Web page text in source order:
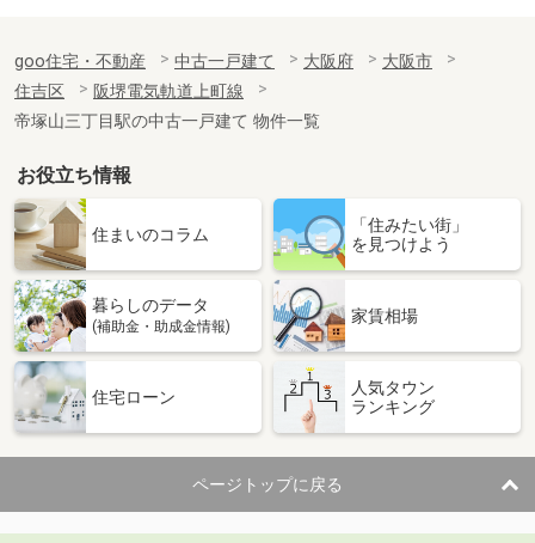
goo住宅・不動産 中古一戸建て 大阪府
大阪市
住吉区
阪堺電気軌道上町線
帝塚山三丁目駅の中古一戸建て 物件一覧
お役立ち情報
住まいのコラム
「住みたい街」
を見つけよう
暮らしのデータ
(補助金・助成金情報)
家賃相場
住宅ローン
人気タウン
ランキング
ページトップに戻る